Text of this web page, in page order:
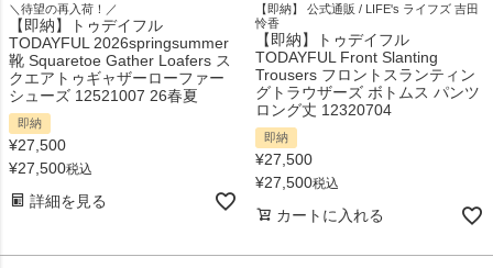
＼待望の再入荷！／
【即納】トゥデイフル
TODAYFUL 2026springsummer
靴 Squaretoe Gather Loafers ス
クエアトゥギャザーローファー
シューズ 12521007 26春夏
即納
¥27,500
¥27,500税込
詳細を見る
【即納】 公式通販 / LIFE's ライフズ 吉田
怜香
【即納】トゥデイフル
TODAYFUL Front Slanting
Trousers フロントスランティン
グトラウザーズ ボトムス パンツ
ロング丈 12320704
即納
¥27,500
¥27,500税込
カートに入れる